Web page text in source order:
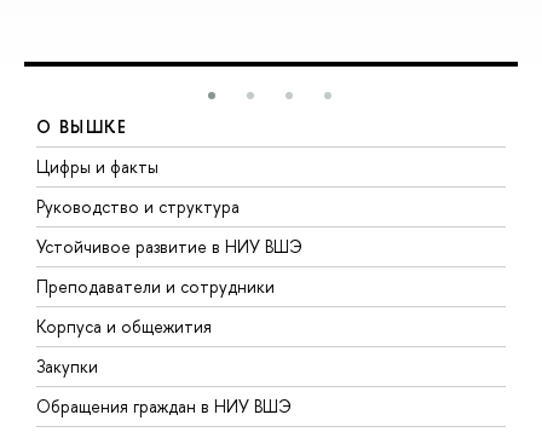
О ВЫШКЕ
Цифры и факты
Руководство и структура
Устойчивое развитие в НИУ ВШЭ
Преподаватели и сотрудники
Корпуса и общежития
Закупки
Обращения граждан в НИУ ВШЭ